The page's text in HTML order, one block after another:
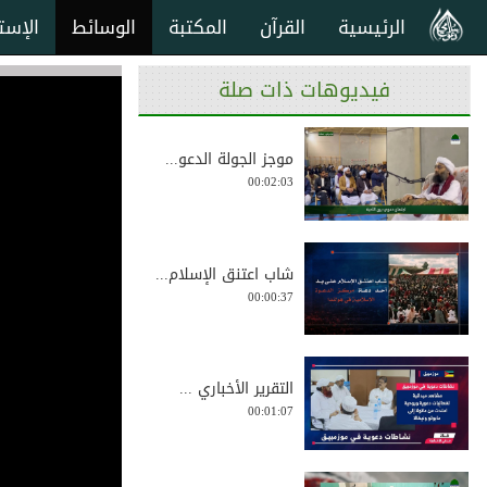
الوسائط المكتبة القرآن الرئيسية
فيديوهات ذات صلة
موجز الجولة الدعو...
00:02:03
شاب اعتنق الإسلام...
00:00:37
التقرير الأخباري ...
00:01:07